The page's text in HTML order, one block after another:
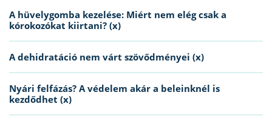
A hüvelygomba kezelése: Miért nem elég csak a
kórokozókat kiirtani? (x)
A dehidratáció nem várt szövődményei (x)
Nyári felfázás? A védelem akár a beleinknél is
kezdődhet (x)